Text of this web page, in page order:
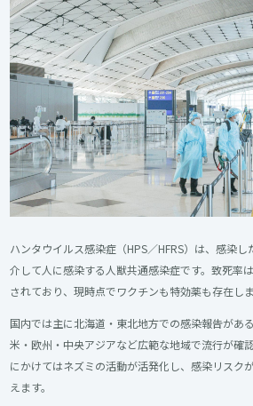
ハンタウイルス感染症（HPS／HFRS）は、感染
介して人に感染する人獣共通感染症です。致死率
されており、現時点でワクチンも特効薬も存在しま
国内では主に北海道・東北地方での感染報告があ
米・欧州・中央アジアなど広範な地域で流行が確
にかけてはネズミの活動が活発化し、感染リスク
えます。